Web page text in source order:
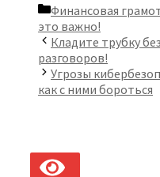
Рубрики
Финансовая
это важно!
Кладите трубку без
разговоров!
Угрозы
как с ними бороться